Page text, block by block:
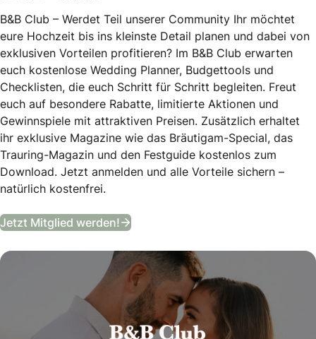
B&B Club – Werdet Teil unserer Community Ihr möchtet
eure Hochzeit bis ins kleinste Detail planen und dabei von
exklusiven Vorteilen profitieren? Im B&B Club erwarten
euch kostenlose Wedding Planner, Budgettools und
Checklisten, die euch Schritt für Schritt begleiten. Freut
euch auf besondere Rabatte, limitierte Aktionen und
Gewinnspiele mit attraktiven Preisen. Zusätzlich erhaltet
ihr exklusive Magazine wie das Bräutigam-Special, das
Trauring-Magazin und den Festguide kostenlos zum
Download. Jetzt anmelden und alle Vorteile sichern –
natürlich kostenfrei.
Jetzt Mitglied werden! B&B Club